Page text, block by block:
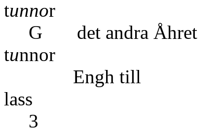
tunnor
G det
tunnor
lass
3 7 örss